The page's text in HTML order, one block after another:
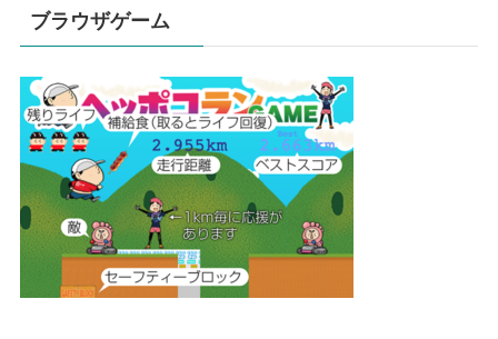
ブラウザゲーム